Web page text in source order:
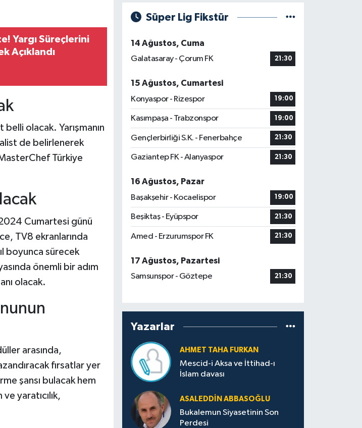
Yargı Süreçlerini
Açıklandı
olacak. Yarışmanın
de belirlenerek
Türkiye
Cumartesi günü
TV8 ekranlarında
boyunca sürecek
önemli bir adım
olacak.
arasında,
fırsatlar yer
şansı bulacak hem
yaratıcılık,
Süper Lig Fikstür
14 Ağustos, Cuma
Galatasaray - Çorum FK
21:30
15 Ağustos, Cumartesi
Konyaspor - Rizespor
19:00
Kasımpaşa - Trabzonspor 19:00
Gençlerbirliği S.K. - Fenerbahçe 21:30
Gaziantep FK - Alanyaspor 21:30
16 Ağustos, Pazar
Başakşehir - Kocaelispor
19:00
Beşiktaş - Eyüpspor 21:30
Amed - Erzurumspor FK 21:30
17 Ağustos, Pazartesi
Samsunspor - Göztepe
21:30
Yazarlar
AHMET TAHA FURKAN
Mescid-i Aksa ve İttihad-ı
İslam davası
ASALEDDIN ABBASOĞLU
Bukalemun Siyasetinin Son
Perdesi